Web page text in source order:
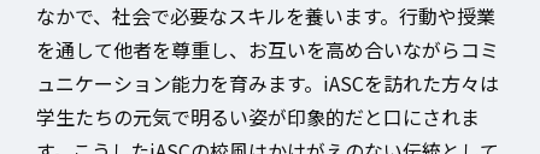
なかで、社会で必要なスキルを養います。行動や授業
を通して他者を尊重し、お互いを高め合いながらコミ
ュニケーション能力を育みます。iASCを訪れた方々は
学生たちの元気で明るい姿が印象的だと口にされま